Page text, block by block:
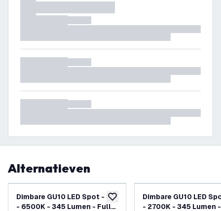
Alternatieven
toevoegen aan verlanglijst
Dimbare GU10 LED Spot - 3W
- 6500K - 345 Lumen - Full
Dimbare GU10 LED
- 2700K - 345 Lumen